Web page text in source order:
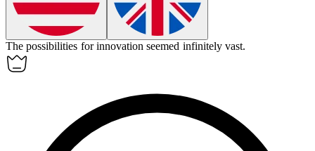
The possibilities for innovation seemed infinitely vast.